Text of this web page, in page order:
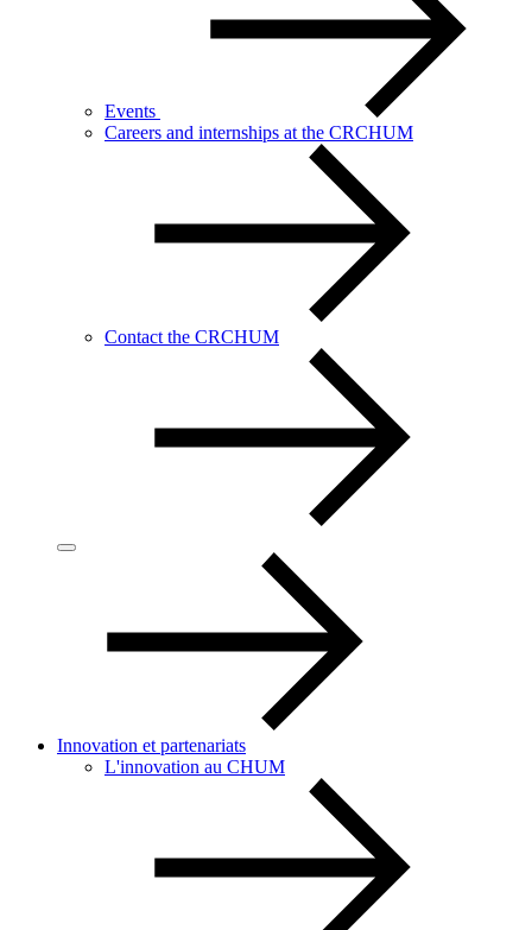
Events
Careers and internships at the CRCHUM
Contact the CRCHUM
Innovation et partenariats
L'innovation au CHUM